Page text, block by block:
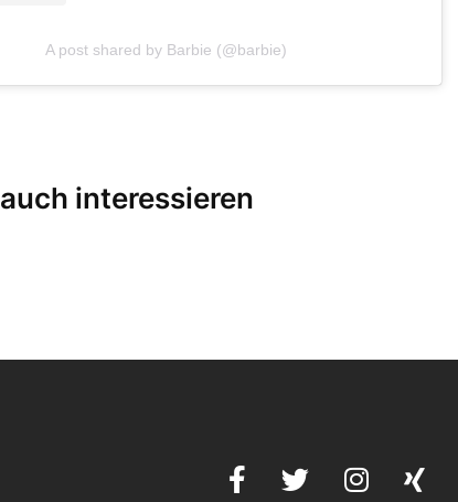
A post shared by Barbie (@barbie)
interessieren